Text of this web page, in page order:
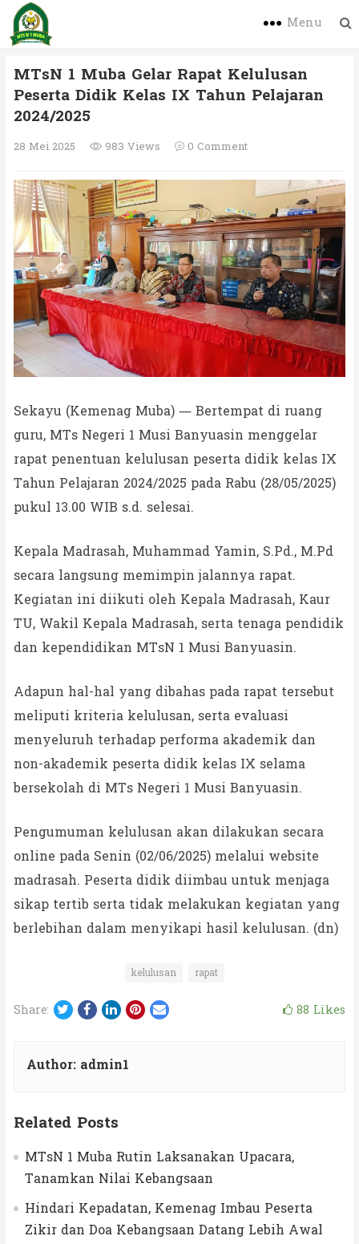
Menu
MTsN 1 Muba Gelar Rapat Kelulusan
Peserta Didik Kelas IX Tahun Pelajaran
2024/2025
28 Mei 2025 983 Views 0 Comment
Sekayu (Kemenag Muba) — Bertempat di ruang
guru, MTs Negeri 1 Musi Banyuasin menggelar
rapat penentuan kelulusan peserta didik kelas IX
Tahun Pelajaran 2024/2025 pada Rabu (28/05/2025)
pukul 13.00 WIB s.d. selesai.
Kepala Madrasah, Muhammad Yamin, S.Pd., M.Pd
secara langsung memimpin jalannya rapat.
Kegiatan ini diikuti oleh Kepala Madrasah, Kaur
TU, Wakil Kepala Madrasah, serta tenaga pendidik
dan kependidikan MTsN 1 Musi Banyuasin.
Adapun hal-hal yang dibahas pada rapat tersebut
meliputi kriteria kelulusan, serta evaluasi
menyeluruh terhadap performa akademik dan
non-akademik peserta didik kelas IX selama
bersekolah di MTs Negeri 1 Musi Banyuasin.
Pengumuman kelulusan akan dilakukan secara
online pada Senin (02/06/2025) melalui website
madrasah. Peserta didik diimbau untuk menjaga
sikap tertib serta tidak melakukan kegiatan yang
berlebihan dalam menyikapi hasil kelulusan. (dn)
kelulusan rapat
Share: Twitter
Facebook
LinkedIn
Pinterest
Email 88 Likes
Author: admin1
Related Posts
MTsN 1 Muba Rutin Laksanakan Upacara,
Tanamkan Nilai Kebangsaan
Hindari Kepadatan, Kemenag Imbau Peserta
Zikir dan Doa Kebangsaan Datang Lebih Awal